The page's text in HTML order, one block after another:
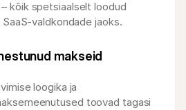
kõik spetsiaalselt loodud
valdkondade jaoks.
makseid
loogika ja
toovad tagasi